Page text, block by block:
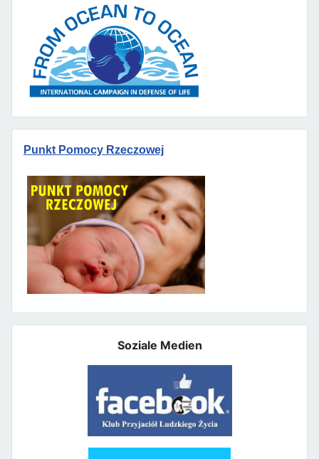
Punkt Pomocy Rzeczowej
Soziale Medien